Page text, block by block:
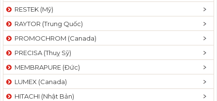
RESTEK (Mỹ)
RAYTOR (Trung Quốc)
PROMOCHROM (Canada)
PRECISA (Thuỵ Sỹ)
MEMBRAPURE (Đức)
LUMEX (Canada)
HITACHI (Nhật Bản)